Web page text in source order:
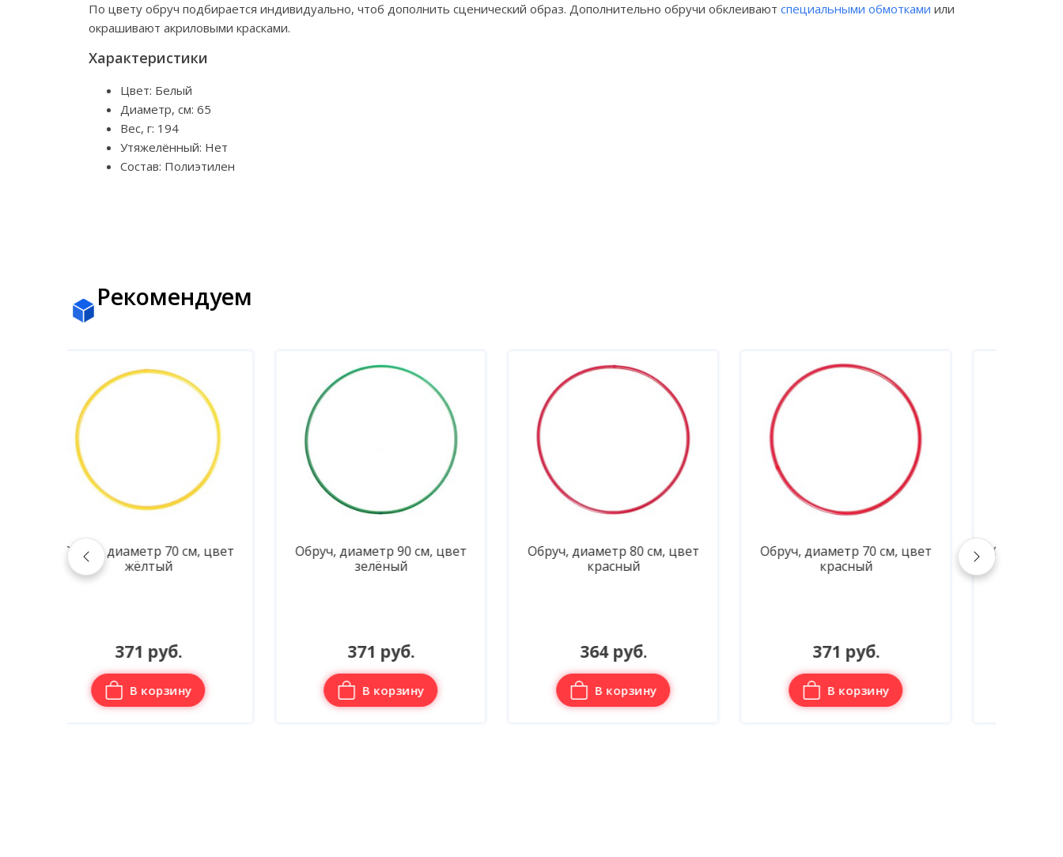
По цвету обруч подбирается индивидуально, чтоб дополнить сценический образ. Дополнительно обручи обклеивают специальными обмотками или
окрашивают акриловыми красками.
Характеристики
Цвет: Белый
Диаметр, см: 65
Вес, г: 194
Утяжелённый: Нет
Состав: Полиэтилен
Рекомендуем
Обруч, диаметр 90 см, цвет
зелёный
371 руб.
В корзину
Обруч, диаметр 80 см, цвет
красный
364 руб.
В корзину
Обруч, диаметр 70 см, цвет
красный
371 руб.
В корзину
Обруч, диаметр 60 см, цвет
зелёный
333 руб.
В корзину